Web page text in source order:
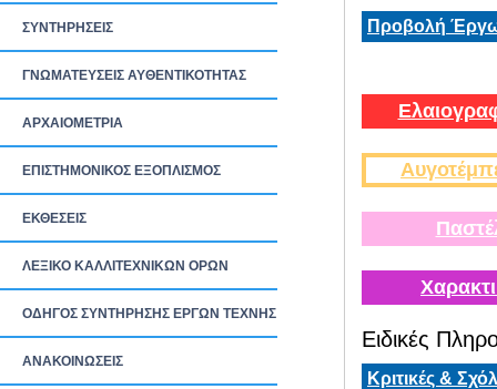
ΣΥΝΤΗΡΗΣΕΙΣ
ΓΝΩΜΑΤΕΥΣΕΙΣ ΑΥΘΕΝΤΙΚΟΤΗΤΑΣ
ΑΡΧΑΙΟΜΕΤΡΙΑ
ΕΠΙΣΤΗΜΟΝΙΚΟΣ ΕΞΟΠΛΙΣΜΟΣ
ΕΚΘΕΣΕΙΣ
ΛΕΞΙΚΟ ΚΑΛΛΙΤΕΧΝΙΚΩΝ ΟΡΩΝ
ΟΔΗΓΟΣ ΣΥΝΤΗΡΗΣΗΣ ΕΡΓΩΝ ΤΕΧΝΗΣ
ΑΝΑΚΟΙΝΩΣΕΙΣ
Προβολή
Ειδικές
Κριτικές &